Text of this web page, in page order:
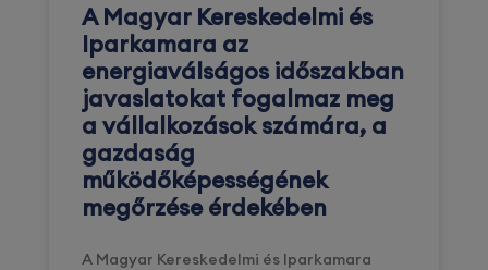
A Magyar Kereskedelmi és
Iparkamara az
energiaválságos időszakban
javaslatokat fogalmaz meg
a vállalkozások számára, a
gazdaság
működőképességének
megőrzése érdekében
A Magyar Kereskedelmi és Iparkamara